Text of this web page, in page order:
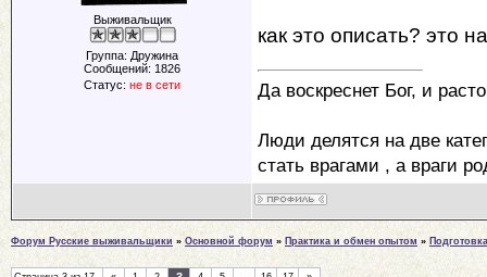
Выживальщик
Группа: Дружина
Сообщений: 1826
Статус: не в сети
как это описать? это
Да воскреснет Бог, и
Люди делятся на две
стать врагами , а враги
Форум Русские выживальщики » Основной форум » Практика и обмен опытом » Подготовка